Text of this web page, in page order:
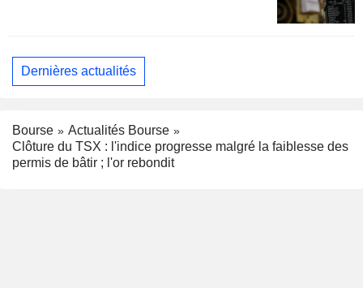
Dernières actualités
Bourse
Actualités Bourse
Clôture du TSX : l'indice progresse malgré la faiblesse des
permis de bâtir ; l'or rebondit